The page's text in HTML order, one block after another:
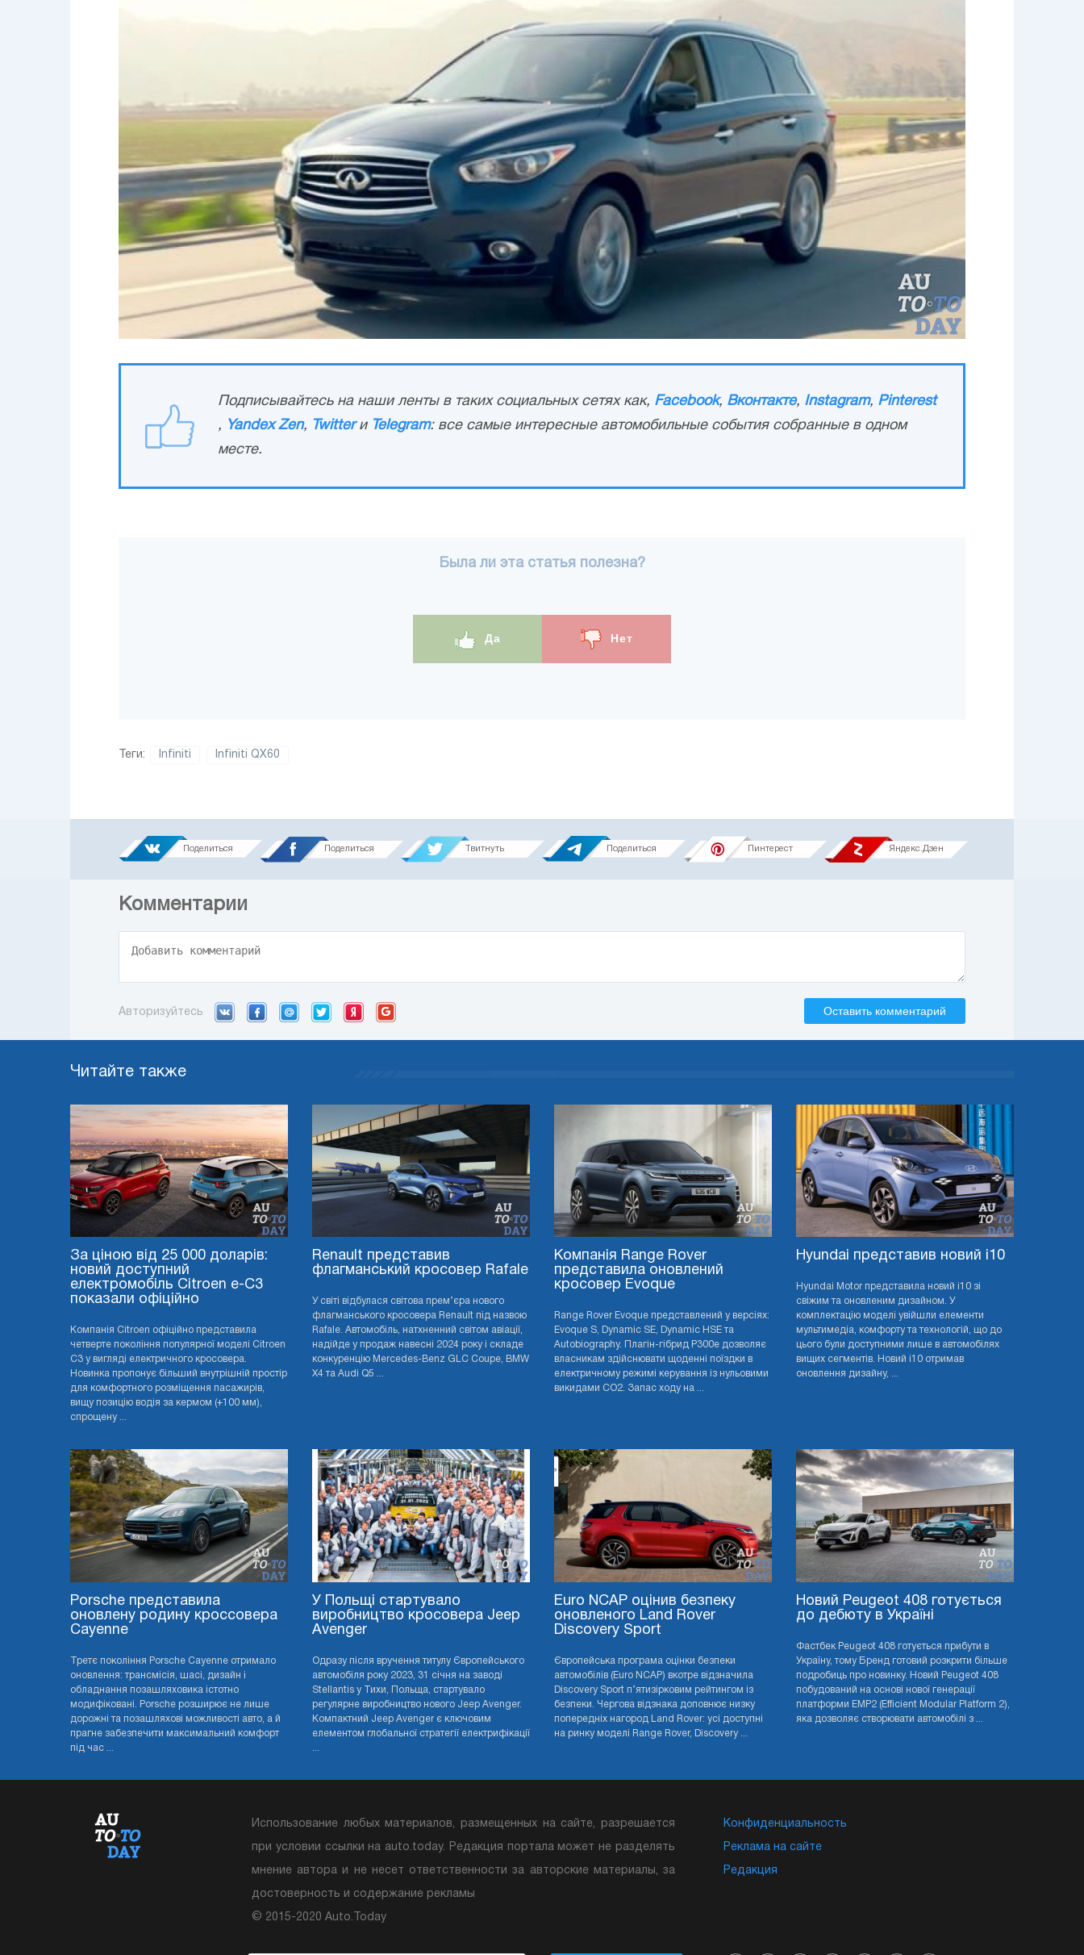
Подписывайтесь на наши ленты в таких социальных сетях как, Facebook, Вконтакте, Instagram, Pinterest
, Yandex Zen, Twitterи Telegram: все самые интересные автомобильные события собранные в одном
месте.
Была ли эта статья полезна?
Да Нет
Теги: Infiniti Infiniti QX60
Поделиться Поделиться Твитнуть Поделиться Пинтерест Яндекс.Дзен
Комментарии
Авторизуйтесь Оставить комментарий
Читайте также
За ціною від 25 000 доларів:
новий доступний
електромобіль Citroen e-C3
показали офіційно
Компанія Citroen офіційно представила
четверте покоління популярної моделі Citroen
C3 у вигляді електричного кросовера.
Новинка пропонує більший внутрішній простір
для комфортного розміщення пасажирів,
вищу позицію водія за кермом (+100 мм),
спрощену ...
Renault представив
флагманський кросовер Rafale
У світі відбулася світова прем’єра нового
флагманського кросовера Renault під назвою
Rafale. Автомобіль, натхненний світом авіації,
надійде у продаж навесні 2024 року і складе
конкуренцію Mercedes-Benz GLC Coupe, BMW
X4 та Audi Q5 ...
Компанія Range Rover
представила оновлений
кросовер Evoque
Range Rover Evoque представлений у версіях:
Evoque S, Dynamic SE, Dynamic HSE та
Autobiography. Плагін-гібрид P300e дозволяє
власникам здійснювати щоденні поїздки в
електричному режимі керування із нульовими
викидами CO2. Запас ходу на ...
Hyundai представив новий i10
Hyundai Motor представила новий i10 зі
свіжим та оновленим дизайном. У
комплектацію моделі увійшли елементи
мультимедіа, комфорту та технологій, що до
цього були доступними лише в автомобілях
вищих сегментів. Новий i10 отримав
оновлення дизайну, ...
Porsche представила
оновлену родину кроссовера
Cayenne
Третє покоління Porsche Cayenne отримало
оновлення: трансмісія, шасі, дизайн і
обладнання позашляховика істотно
модифіковані. Porsche розширює не лише
дорожні та позашляхові можливості авто, а й
прагне забезпечити максимальний комфорт
під час ...
У Польщі стартувало
виробництво кросовера Jeep
Avenger
Одразу після вручення титулу Європейського
автомобіля року 2023, 31 січня на заводі
Stellantis у Тихи, Польща, стартувало
регулярне виробництво нового Jeep Avenger.
Компактний Jeep Avenger є ключовим
елементом глобальної стратегії електрифікації
Euro NCAP оцінив безпеку
оновленого Land Rover
Discovery Sport
Європейська програма оцінки безпеки
автомобілів (Euro NCAP) вкотре відзначила
Discovery Sport п’ятизірковим рейтингом із
безпеки. Чергова відзнака доповнює низку
попередніх нагород Land Rover: усі доступні
на ринку моделі Range Rover, Discovery ...
Новий Peugeot 408 готується
до дебюту в Україні
Фастбек Peugeot 408 готується прибути в
Україну, тому Бренд готовий розкрити більше
подробиць про новинку. Новий Peugeot 408
побудований на основі нової генерації
платформи EMP2 (Efficient Modular Platform 2),
яка дозволяє створювати автомобілі з ...
Конфиденциальность
Реклама на сайте
Редакция
Использование любых материалов, размещенных на сайте, разрешается
при условии ссылки на auto.today. Редакция портала может не разделять
мнение автора и не несет ответственности за авторские материалы, за
достоверность и содержание рекламы
© 2015-2020 Auto.Today